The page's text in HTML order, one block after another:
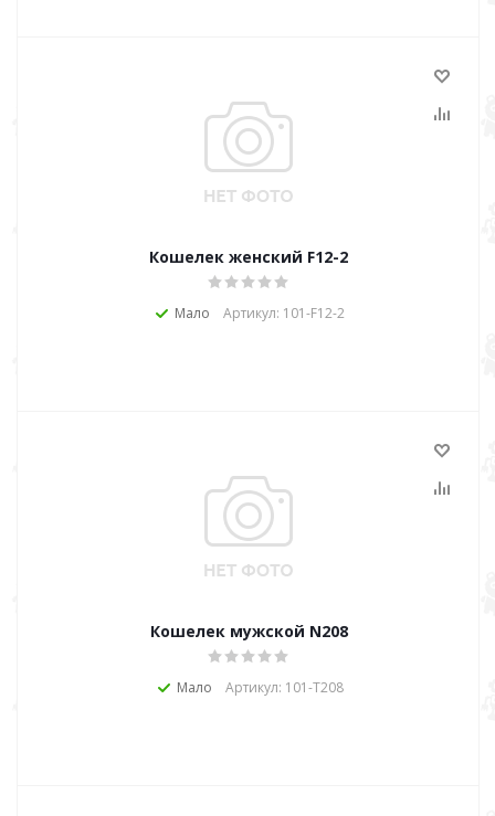
Кошелек женский F12-2
Мало Артикул: 101-F12-2
Кошелек мужской N208
Мало Артикул: 101-Т208